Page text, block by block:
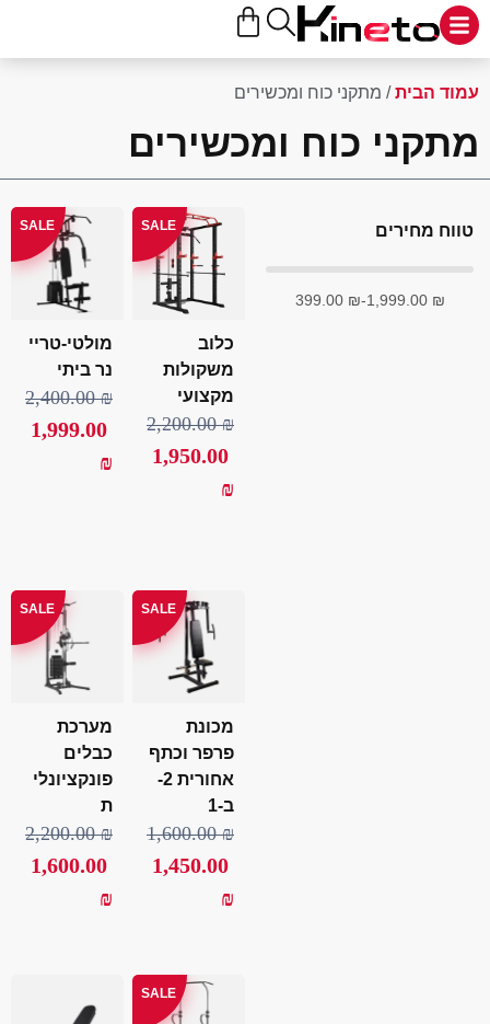
הבית/ מתקני כוח ומכשירים
כוח ומכשירים
מחירים
399.00₪-1,999.00
SALE
משקולות
מקצועי
2,200.00
1,950.00
SALE
מולטי-טריי
נר ביתי
2,400.00
1,999.00
SALE
מכונת
פרפר וכתף
אחורית 2-
1,600.00
1,450.00
SALE
מערכת
כבלים
פונקציונלי
2,200.00 ₪
1,600.00
SALE